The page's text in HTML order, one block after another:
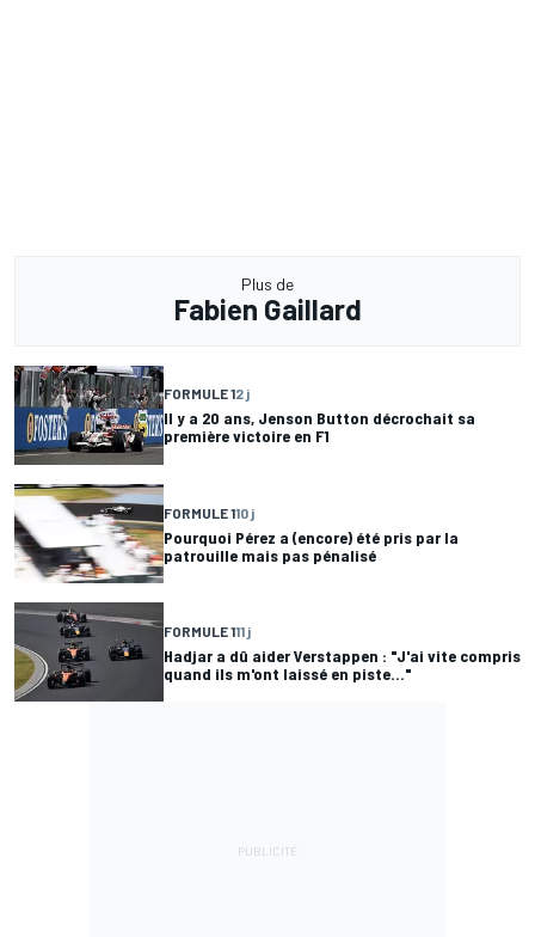
Plus de
Fabien Gaillard
FORMULE 12 j
Il y a 20 ans, Jenson Button décrochait sa
première victoire en F1
FORMULE 110 j
Pourquoi Pérez a (encore) été pris par la
patrouille mais pas pénalisé
FORMULE 111 j
Hadjar a dû aider Verstappen : "J'ai vite compris
quand ils m'ont laissé en piste..."